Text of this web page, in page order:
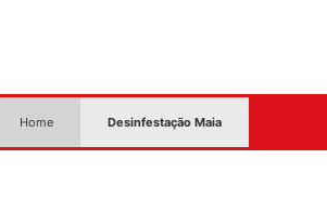
Home Desinfestação Maia